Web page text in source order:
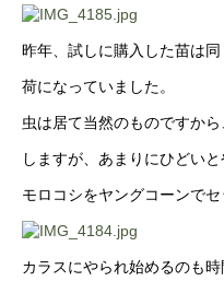
昨年、試しに購入した苗は
荷になっていました。
虫は居て当然のものですか
しますが、あまりにひどい
モロコシをヤングコーンでセ
カラスにやられ始めるのも